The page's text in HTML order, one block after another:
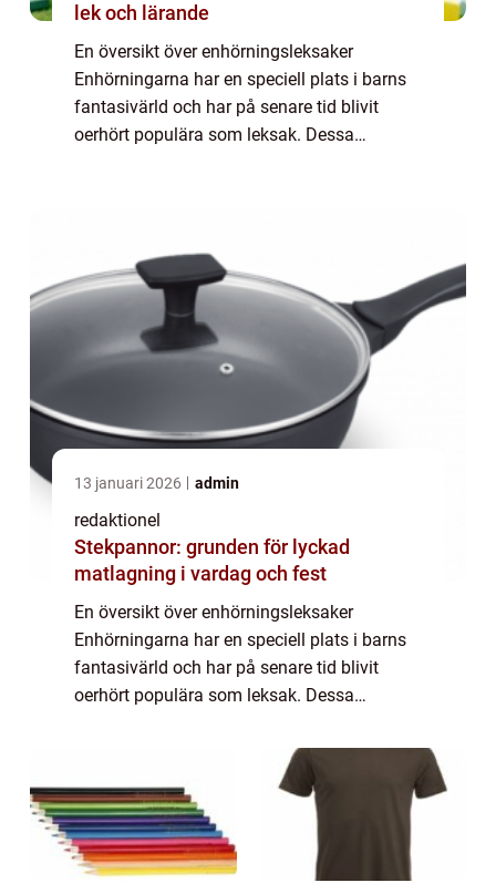
lek och lärande
En översikt över enhörningsleksaker
Enhörningarna har en speciell plats i barns
fantasivärld och har på senare tid blivit
oerhört populära som leksak. Dessa
13 januari 2026 admin
redaktionel
Stekpannor: grunden för lyckad
matlagning i vardag och fest
En översikt över enhörningsleksaker
Enhörningarna har en speciell plats i barns
fantasivärld och har på senare tid blivit
oerhört populära som leksak. Dessa
över hela världen och erbjuder en fantasifull